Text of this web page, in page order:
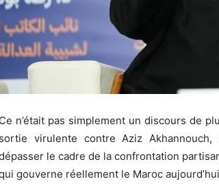
Ce n’était pas simplement un discours de
sortie virulente contreAziz Akhannouch,
le cadre de la confrontation
gouverne réellement le Maroc